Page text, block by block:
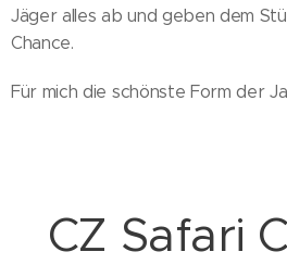
Jäger alles ab und geben dem
Chance.
Für mich die schönste Form der
CZ Safari